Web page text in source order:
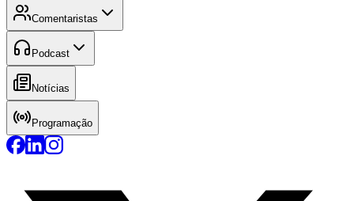
Comentaristas
Podcast
Notícias
Programação